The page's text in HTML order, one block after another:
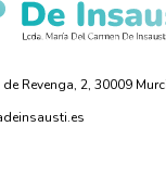
Revenga, 2, 30009